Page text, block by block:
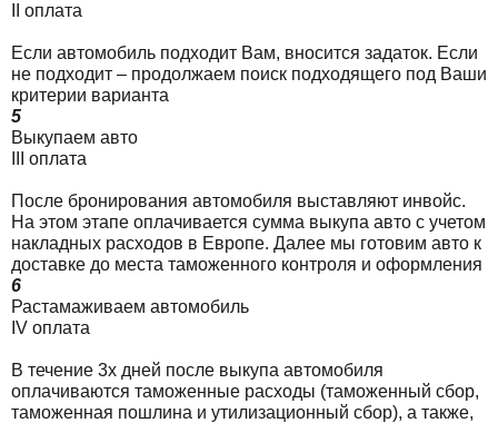
II оплата
Если автомобиль подходит Вам, вносится задаток. Если
не подходит – продолжаем поиск подходящего под Ваши
критерии варианта
5
Выкупаем авто
III оплата
После бронирования автомобиля выставляют инвойс.
На этом этапе оплачивается сумма выкупа авто с учетом
накладных расходов в Европе. Далее мы готовим авто к
доставке до места таможенного контроля и оформления
6
Растамаживаем автомобиль
IV оплата
В течение 3х дней после выкупа автомобиля
оплачиваются таможенные расходы (таможенный сбор,
таможенная пошлина и утилизационный сбор), а также,